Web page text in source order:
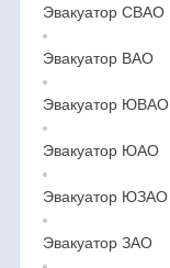
Эвакуатор СВАО
Эвакуатор ВАО
Эвакуатор ЮВАО
Эвакуатор ЮАО
Эвакуатор ЮЗАО
Эвакуатор ЗАО